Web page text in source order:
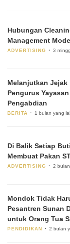
Hubungan
Management
ADVERTISING 3
Melanjutkan Jejak
Pengurus
Pengabdian
BERITA 1 bulan yang
Di Balik Setiap
Membuat Pakan
ADVERTISING 2
Mondok Tidak
Pesantren Sunan
untuk Orang Tua
PENDIDIKAN 2 bulan